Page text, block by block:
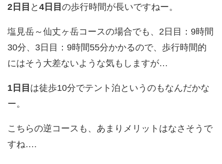
2日目 と 4日目 の歩行時間が長いですねー。
塩見岳～仙丈ヶ岳コースの場合でも、2日目：9時間
30分、3日目：9時間55分かかるので、歩行時間的
にはそう大差ないような気もしますが…
1日目 は徒歩10分でテント泊というのもなんだかな
ー。
こちらの逆コースも、あまりメリットはなさそうで
すね….